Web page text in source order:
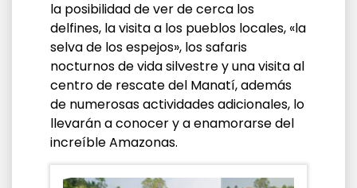
la posibilidad de ver de cerca los
delfines, la visita a los pueblos locales, «la
selva de los espejos», los safaris
nocturnos de vida silvestre y una visita al
centro de rescate del Manatí, además
de numerosas actividades adicionales, lo
llevarán a conocer y a enamorarse del
increíble Amazonas.